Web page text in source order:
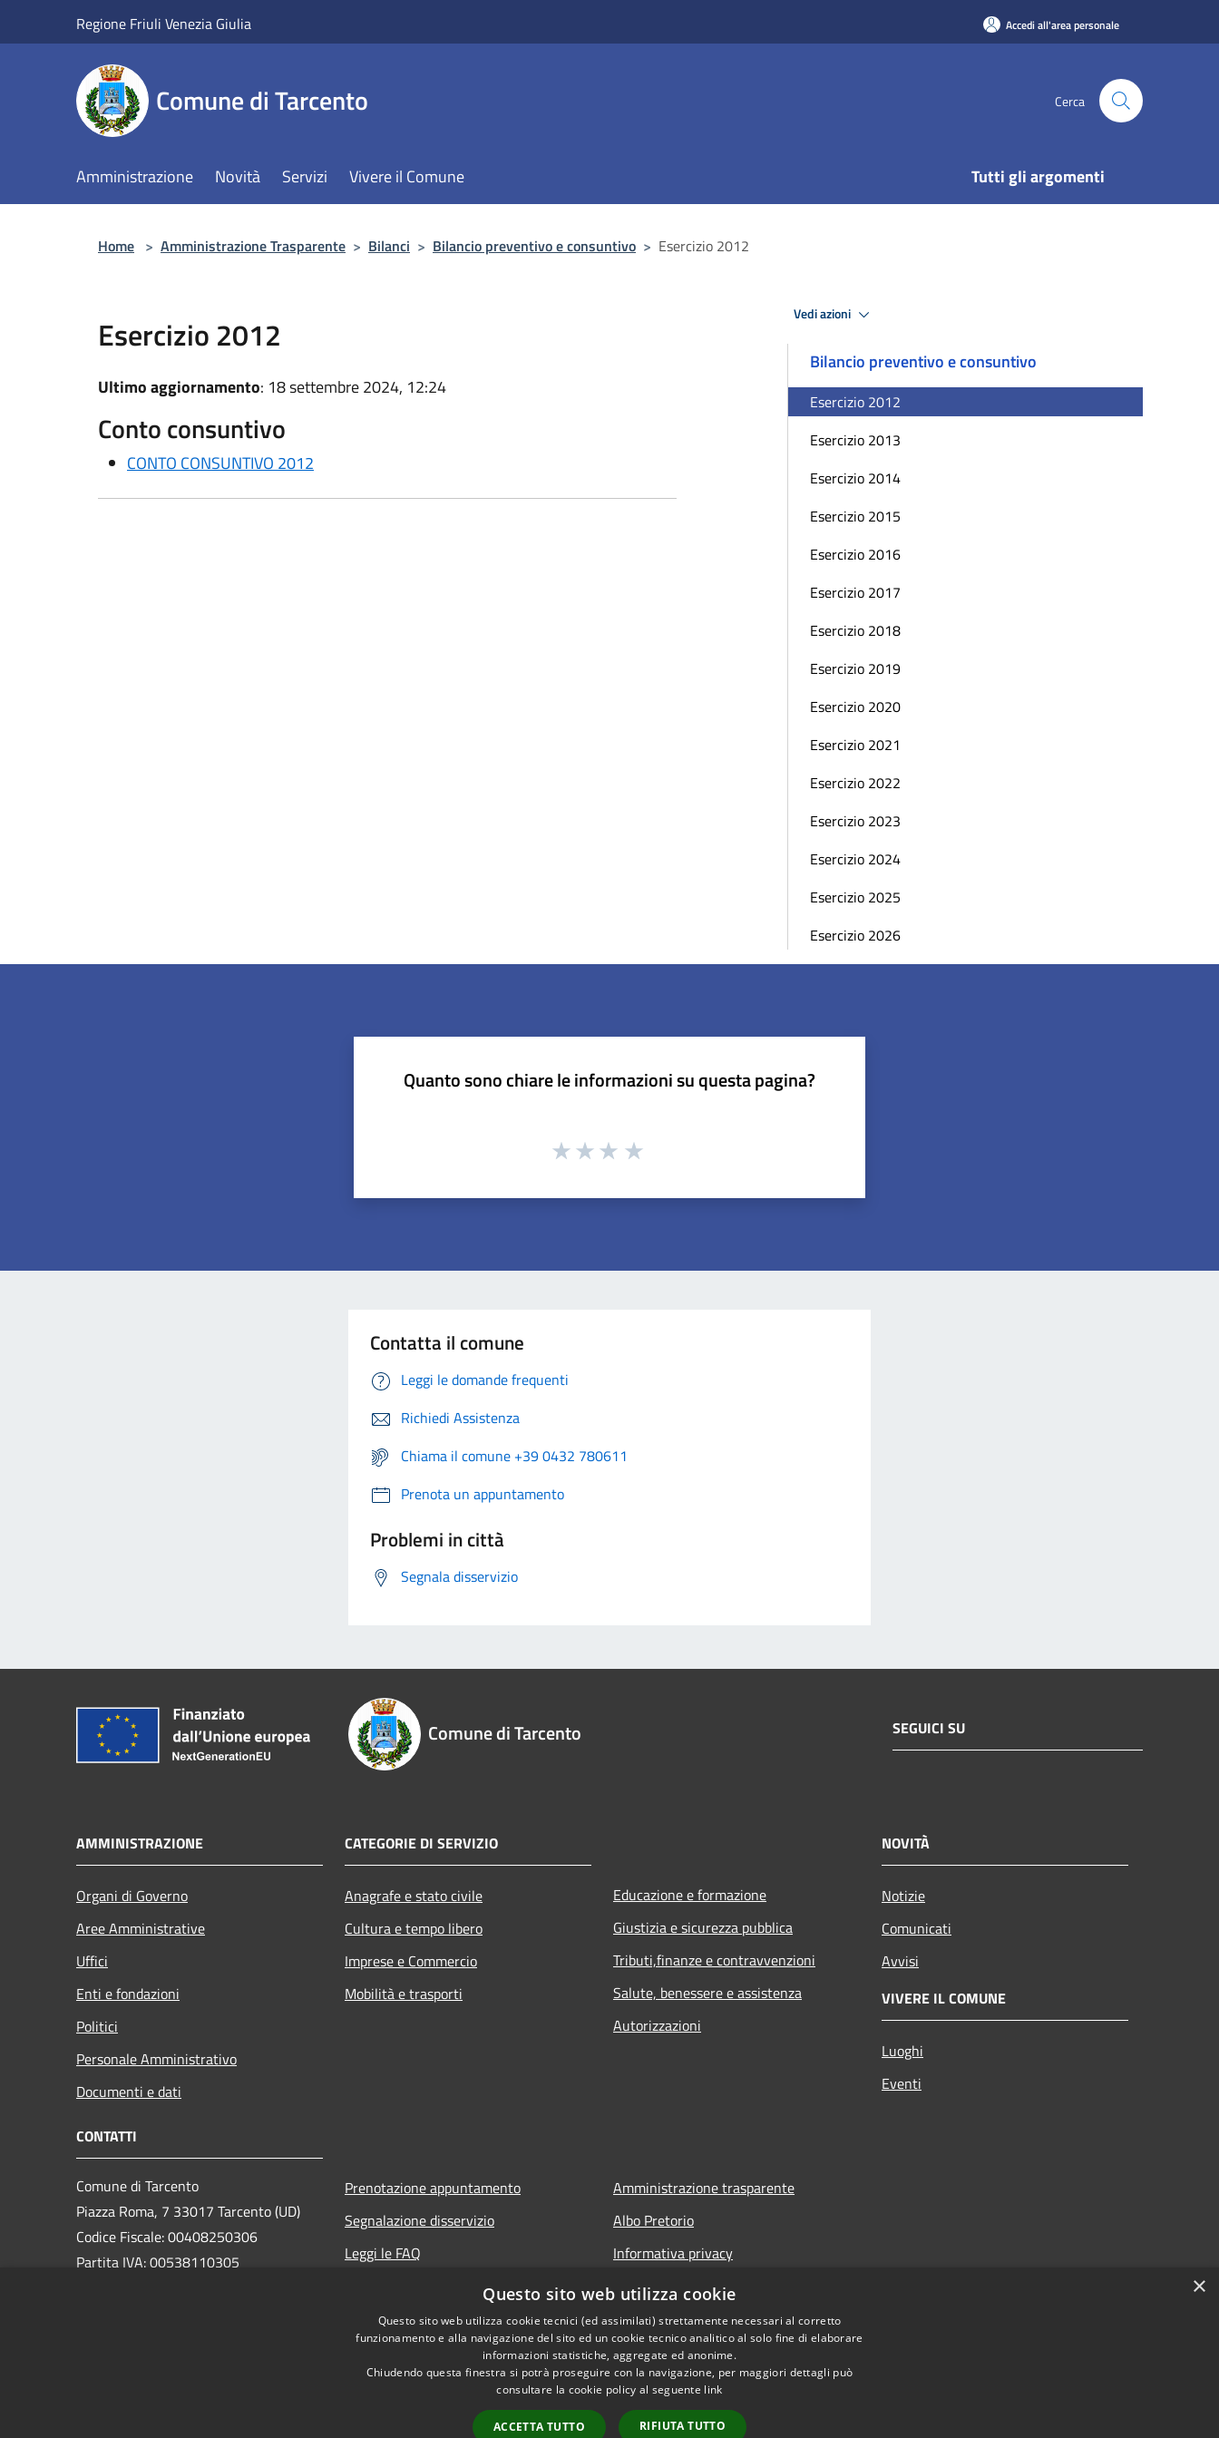
Regione Friuli Venezia Giulia Accedi all'area personale
Comune di Tarcento Cerca
Amministrazione Novità Servizi Vivere il Comune Tutti gli argomenti
Home > Amministrazione Trasparente > Bilanci > Bilancio preventivo e consuntivo > Esercizio 2012
Esercizio 2012
Ultimo aggiornamento: 18 settembre 2024, 12:24
Conto consuntivo
CONTO CONSUNTIVO 2012
Vedi azioni
Bilancio preventivo e consuntivo
Esercizio 2012
Esercizio 2013
Esercizio 2014
Esercizio 2015
Esercizio 2016
Esercizio 2017
Esercizio 2018
Esercizio 2019
Esercizio 2020
Esercizio 2021
Esercizio 2022
Esercizio 2023
Esercizio 2024
Esercizio 2025
Esercizio 2026
Quanto sono chiare le informazioni su questa pagina?
Contatta il comune
Leggi le domande frequenti
Richiedi Assistenza
Chiama il comune +39 0432 780611
Prenota un appuntamento
Problemi in città
Segnala disservizio
Comune di Tarcento SEGUICI SU
AMMINISTRAZIONE
Organi di Governo
Aree Amministrative
Uffici
Enti e fondazioni
Politici
Personale Amministrativo
Documenti e dati
CATEGORIE DI SERVIZIO
Anagrafe e stato civile
Cultura e tempo libero
Imprese e Commercio
Mobilità e trasporti
Educazione e formazione
Giustizia e sicurezza pubblica
Tributi,finanze e contravvenzioni
Salute, benessere e assistenza
Autorizzazioni
NOVITÀ
Notizie
Comunicati
Avvisi
VIVERE IL COMUNE
Luoghi
Eventi
CONTATTI
Comune di Tarcento
Piazza Roma, 7 33017 Tarcento (UD)
Codice Fiscale: 00408250306
Partita IVA: 00538110305
Prenotazione appuntamento
Segnalazione disservizio
Leggi le FAQ
Amministrazione trasparente
Albo Pretorio
Informativa privacy
Note legali
Dichiarazione di accessibilità
Segnalazioni di inaccessibilità
×
Questo sito web utilizza cookie
Questo sito web utilizza cookie tecnici (ed assimilati) strettamente necessari al corretto
funzionamento e alla navigazione del sito ed un cookie tecnico analitico al solo fine di elaborare
informazioni statistiche, aggregate ed anonime.
Chiudendo questa finestra si potrà proseguire con la navigazione, per maggiori dettagli può
consultare la cookie policy al seguente link
ACCETTA TUTTO RIFIUTA TUTTO